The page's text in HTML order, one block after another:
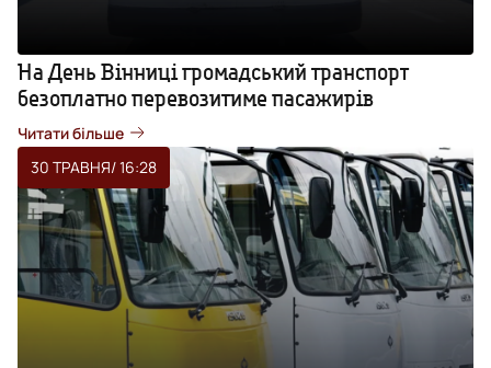
На День Вінниці громадський транспорт
безоплатно перевозитиме пасажирів
Читати більше
30 ТРАВНЯ/ 16:28